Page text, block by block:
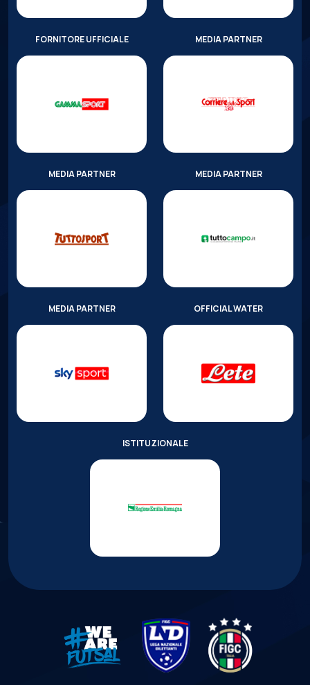
FORNITORE UFFICIALE MEDIA PARTNER
MEDIA PARTNER MEDIA PARTNER
MEDIA PARTNER OFFICIAL WATER
ISTITUZIONALE